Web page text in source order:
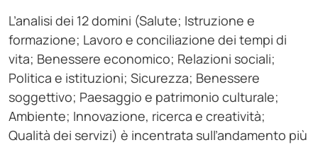
L’analisi dei 12 domini (Salute; Istruzione e
formazione; Lavoro e conciliazione dei tempi di
vita; Benessere economico; Relazioni sociali;
Politica e istituzioni; Sicurezza; Benessere
soggettivo; Paesaggio e patrimonio culturale;
Ambiente; Innovazione, ricerca e creatività;
Qualità dei servizi) è incentrata sull’andamento più